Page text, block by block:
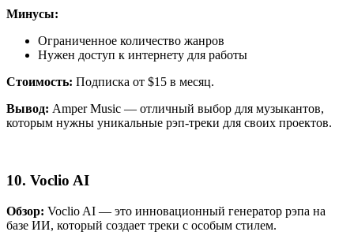
Минусы:
Ограниченное количество жанров
Нужен доступ к интернету для работы
Стоимость: Подписка от $15 в месяц.
Вывод: Amper Music — отличный выбор для музыкантов,
которым нужны уникальные рэп-треки для своих проектов.
10. Voclio AI
Обзор: Voclio AI — это инновационный генератор рэпа на
базе ИИ, который создает треки с особым стилем.